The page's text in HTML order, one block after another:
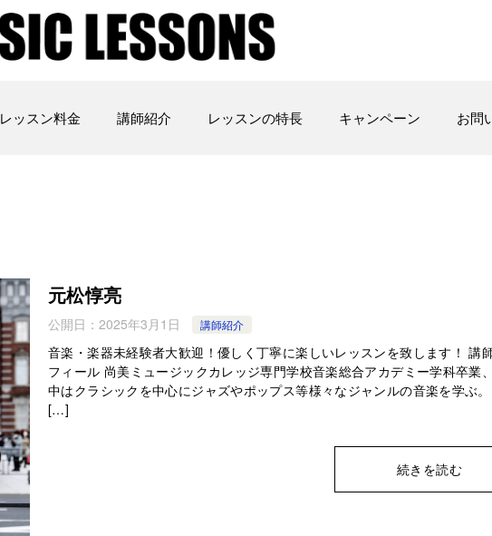
レッスン料金 講師紹介 レッスンの特長 キャンペーン お問
元松惇亮
公開日： 2025年3月1日 講師紹介
音楽・楽器未経験者大歓迎！優しく丁寧に楽しいレッスンを致します！ 講
フィール 尚美ミュージックカレッジ専門学校音楽総合アカデミー学科卒業
中はクラシックを中心にジャズやポップス等様々なジャンルの音楽を学ぶ
[…]
続きを読む